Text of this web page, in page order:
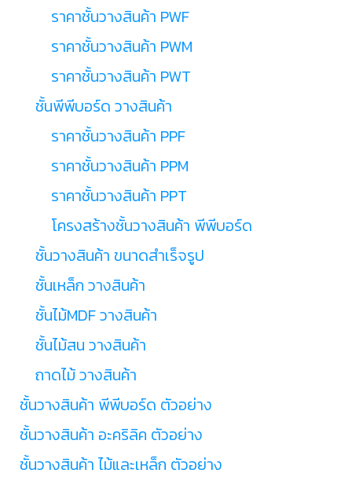
ราคาชั้นวางสินค้า PWF
ราคาชั้นวางสินค้า PWM
ราคาชั้นวางสินค้า PWT
ชั้นพีพีบอร์ด วางสินค้า
ราคาชั้นวางสินค้า PPF
ราคาชั้นวางสินค้า PPM
ราคาชั้นวางสินค้า PPT
โครงสร้างชั้นวางสินค้า พีพีบอร์ด
ชั้นวางสินค้า ขนาดสำเร็จรูป
ชั้นเหล็ก วางสินค้า
ชั้นไม้MDF วางสินค้า
ชั้นไม้สน วางสินค้า
ถาดไม้ วางสินค้า
ชั้นวางสินค้า พีพีบอร์ด ตัวอย่าง
ชั้นวางสินค้า อะคริลิค ตัวอย่าง
ชั้นวางสินค้า ไม้และเหล็ก ตัวอย่าง